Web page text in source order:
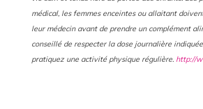
médical, les femmes enceintes ou allaitant
leur médecin avant de prendre un complément
conseillé de respecter la dose journalière
pratiquez une activité physique régulière. http://